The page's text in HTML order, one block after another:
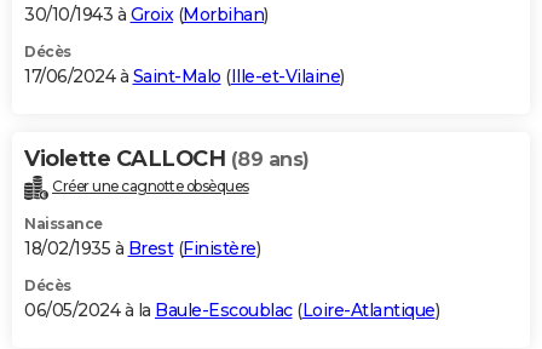
30/10/1943 à Groix(Morbihan)
Décès
17/06/2024 à Saint-Malo (Ille-et-Vilaine)
Violette CALLOCH (89 ans)
Créer une cagnotte obsèques
Naissance
18/02/1935 à Brest(Finistère)
Décès
06/05/2024 à la Baule-Escoublac(Loire-Atlantique)